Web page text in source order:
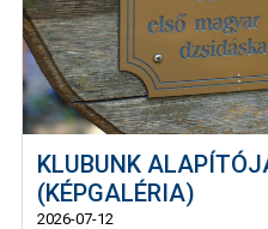
KLUBUNK
(KÉPGALÉRIA)
2026-07-12